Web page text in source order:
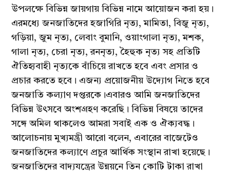
উপলক্ষে বিভিন্ন জায়গায় বিভিন্ন নামে আয়োজন করা হয়।
এরমধ্যে জনজাতিদের হজাগিরি নৃত্য, মামিতা, বিজু নৃত্য,
গড়িয়া, জুম নৃত্য, লেবাং বুমানি, ওয়াংগালা নৃত্য, মশক,
গালা নৃত্য, চেরা নৃত্য, রননৃত্য, হৈহুক নৃত্য সহ প্রতিটি
ঐতিহ্যবাহী নৃত্যকে বাঁচিয়ে রাখতে হবে এবং প্রসার ও
প্রচার করতে হবে। এজন্য প্রয়োজনীয় উদ্যোগ নিতে হবে
জনজাতি কল্যাণ দপ্তরকে।এবারও আমি জনজাতিদের
বিভিন্ন উৎসবে অংশগ্রহণ করেছি। বিভিন্ন বিষয়ে তাদের
সঙ্গে অমিল থাকলেও আমরা সবাই এক ও ঐক্যবদ্ধ।
আলোচনায় মুখ্যমন্ত্রী আরো বলেন, এবারের বাজেটেও
জনজাতিদের কল্যাণে প্রচুর আর্থিক সংস্থান রাখা হয়েছে।
জনজাতিদের বাদ্যযন্ত্রের উন্নয়নে তিন কোটি টাকা রাখা